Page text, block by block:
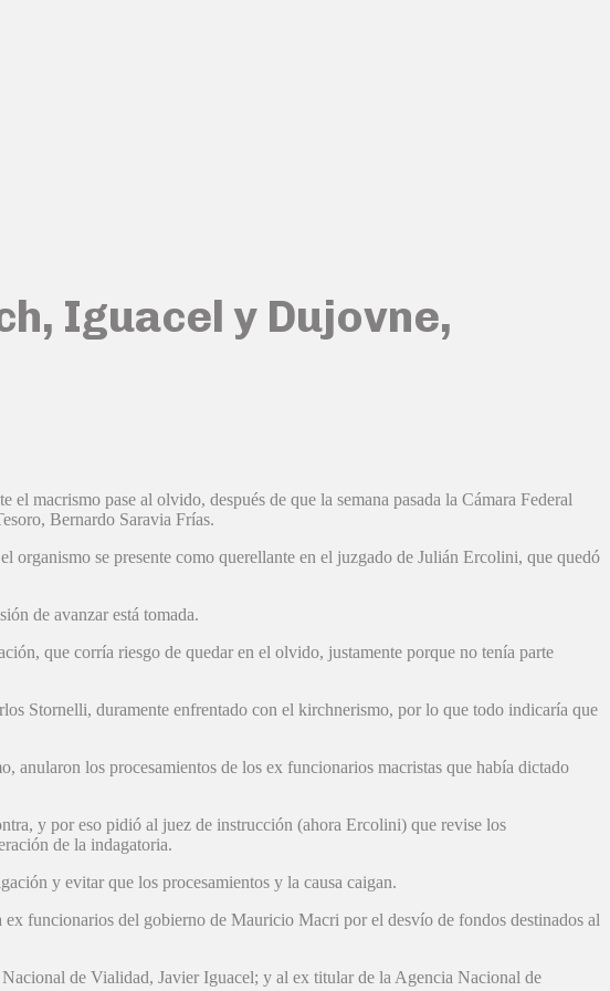
Iguacel y Dujovne,
macrismo pase al olvido, después de que la semana pasada la Cámara Federal
Bernardo Saravia Frías.
se presente como querellante en el juzgado de Julián Ercolini, que quedó
de avanzar está tomada.
que corría riesgo de quedar en el olvido, justamente porque no tenía parte
Stornelli, duramente enfrentado con el kirchnerismo, por lo que todo indicaría que
los procesamientos de los ex funcionarios macristas que había dictado
y por eso pidió al juez de instrucción (ahora Ercolini) que revise los
de la indagatoria.
y evitar que los procesamientos y la causa caigan.
funcionarios del gobierno de Mauricio Macri por el desvío de fondos destinados al
de Vialidad, Javier Iguacel; y al ex titular de la Agencia Nacional de